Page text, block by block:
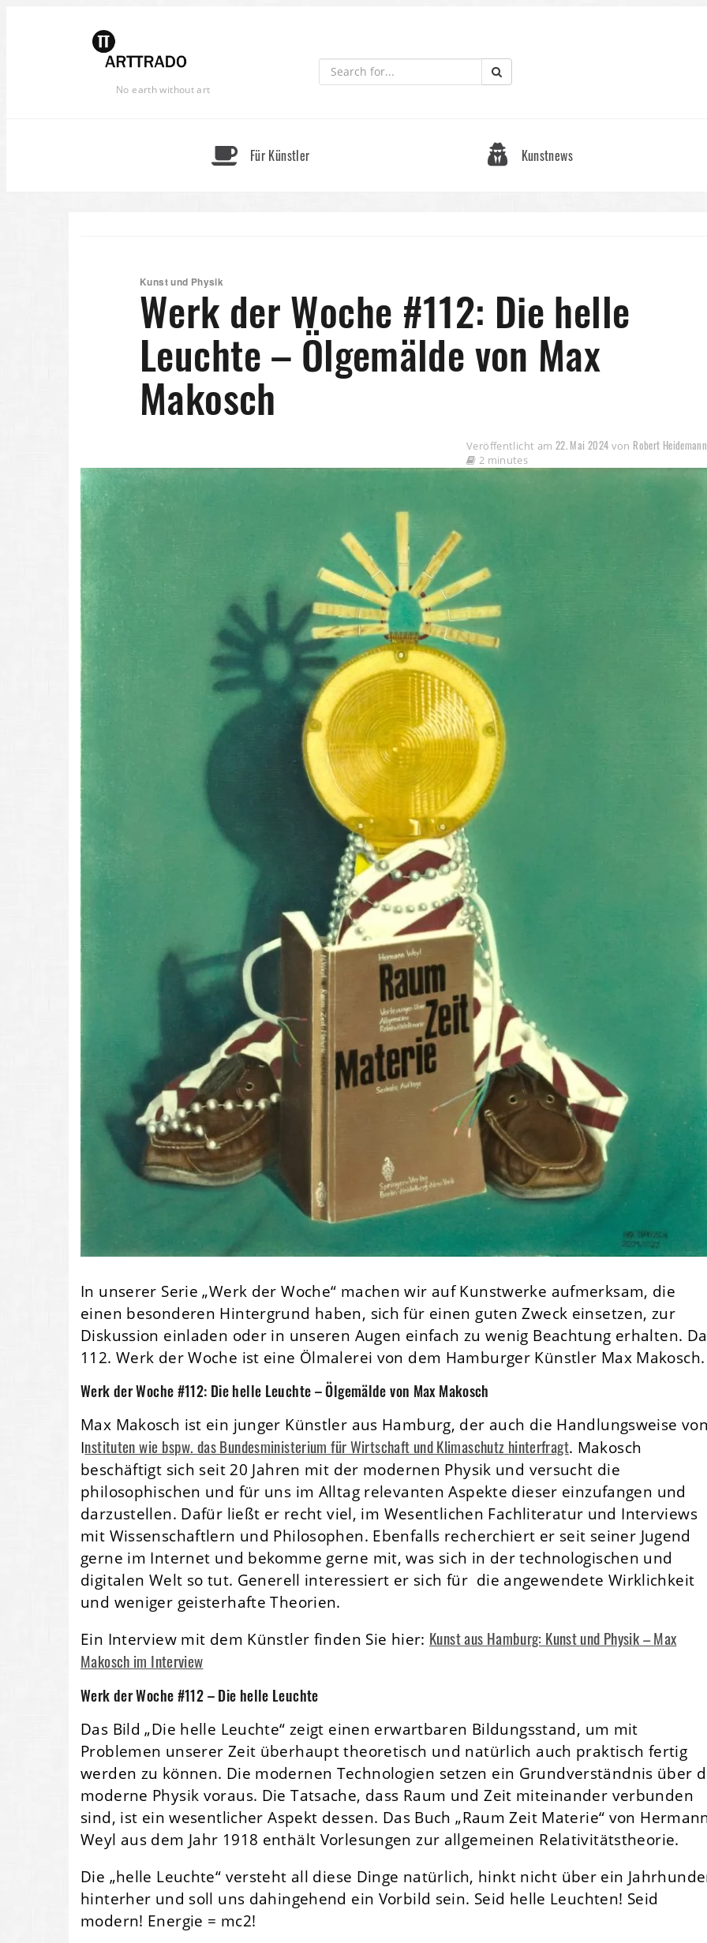
No earth without art
Für Künstler Kunstnews
Kunst und Physik
Werk der Woche #112: Die helle
Leuchte – Ölgemälde von Max
Makosch
Veröffentlicht am 22. Mai 2024 von Robert Heidemann
2 minutes
In unserer Serie „Werk der Woche“ machen wir auf Kunstwerke aufmerksam, die
einen besonderen Hintergrund haben, sich für einen guten Zweck einsetzen, zur
Diskussion einladen oder in unseren Augen einfach zu wenig Beachtung erhalten.
112. Werk der Woche ist eine Ölmalerei von dem Hamburger Künstler Max Makosch.
Werk der Woche #112: Die helle Leuchte – Ölgemälde von Max Makosch
Max Makosch ist ein junger Künstler aus Hamburg, der auch die Handlungsweise
Instituten wie bspw. das Bundesministerium für Wirtschaft und Klimaschutz hinterfragt. Makosch
beschäftigt sich seit 20 Jahren mit der modernen Physik und versucht die
philosophischen und für uns im Alltag relevanten Aspekte dieser einzufangen und
darzustellen. Dafür ließt er recht viel, im Wesentlichen Fachliteratur und Interviews
mit Wissenschaftlern und Philosophen. Ebenfalls recherchiert er seit seiner Jugend
gerne im Internet und bekomme gerne mit, was sich in der technologischen und
digitalen Welt so tut. Generell interessiert er sich für die angewendete Wirklichkeit
und weniger geisterhafte Theorien.
Ein Interview mit dem Künstler finden Sie hier: Kunst aus Hamburg: Kunst und Physik – Max
Makosch im Interview
Werk der Woche #112 – Die helle Leuchte
Das Bild „Die helle Leuchte“ zeigt einen erwartbaren Bildungsstand, um mit
Problemen unserer Zeit überhaupt theoretisch und natürlich auch praktisch fertig
werden zu können. Die modernen Technologien setzen ein Grundverständnis über
moderne Physik voraus. Die Tatsache, dass Raum und Zeit miteinander verbunden
sind, ist ein wesentlicher Aspekt dessen. Das Buch „Raum Zeit Materie“ von
Weyl aus dem Jahr 1918 enthält Vorlesungen zur allgemeinen Relativitätstheorie.
Die „helle Leuchte“ versteht all diese Dinge natürlich, hinkt nicht über ein
hinterher und soll uns dahingehend ein Vorbild sein. Seid helle Leuchten! Seid
modern! Energie = mc2!